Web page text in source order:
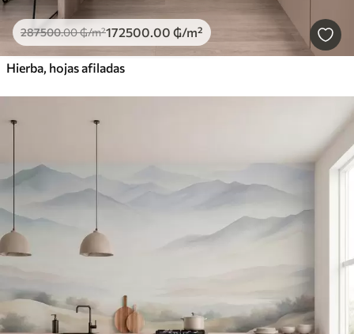
287500.00₲/m²172500.00 ₲/m²
Hierba, hojas afiladas